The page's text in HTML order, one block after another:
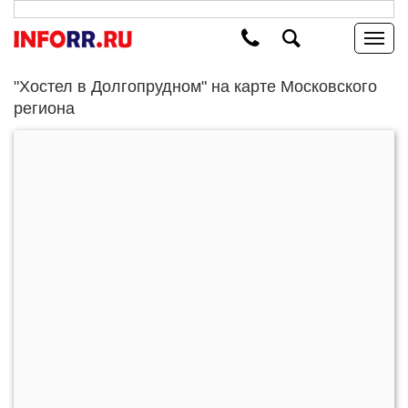
"Хостел в Долгопрудном" на карте Московского
региона